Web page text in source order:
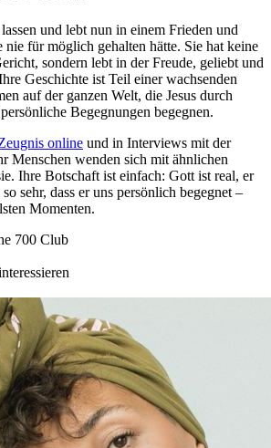
und lebt nun in einem Frieden und
nie für möglich gehalten hätte. Sie hat keine
sondern lebt in der Freude, geliebt und
Geschichte ist Teil einer wachsenden
auf der ganzen Welt, die Jesus durch
Begegnungen begegnen.
online und in Interviews mit der
Menschen wenden sich mit ähnlichen
Ihre Botschaft ist einfach: Gott ist real, er
sehr, dass er uns persönlich begegnet –
Momenten.
700 Club